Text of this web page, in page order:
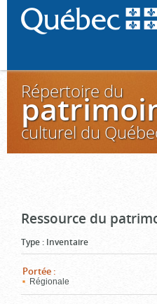
Répertoire du
culturel du
Ressource du
Type : Inventaire
Portée :
Régionale